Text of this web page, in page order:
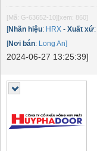
[Mã: G-63652-10] [xem: 860]
[Nhãn hiệu: HRX - Xuất xứ:
[Nơi bán: Long An]
2024-06-27 13:25:39]